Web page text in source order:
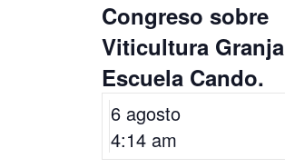
Congreso sobre
Viticultura Granja
Escuela Cando.
6 agosto
4:14 am